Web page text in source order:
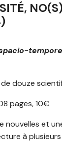
douze
pages, 10€
nouvelles et
à plusieurs